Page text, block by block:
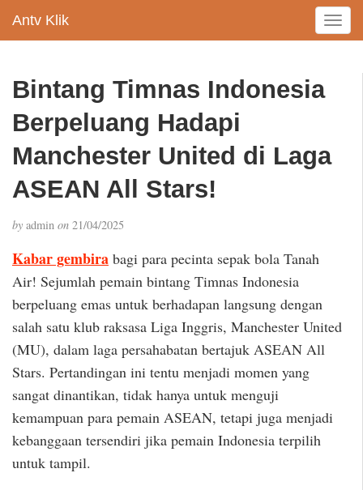
Antv Klik
T
o
v
Bintang Timnas Indonesia
Berpeluang Hadapi
Manchester United di Laga
ASEAN All Stars!
by admin on 21/04/2025
Kabar gembira bagi para pecinta sepak bola Tanah
Air! Sejumlah pemain bintang Timnas Indonesia
berpeluang emas untuk berhadapan langsung dengan
salah satu klub raksasa Liga Inggris, Manchester United
(MU), dalam laga persahabatan bertajuk ASEAN All
Stars. Pertandingan ini tentu menjadi momen yang
sangat dinantikan, tidak hanya untuk menguji
kemampuan para pemain ASEAN, tetapi juga menjadi
kebanggaan tersendiri jika pemain Indonesia terpilih
untuk tampil.